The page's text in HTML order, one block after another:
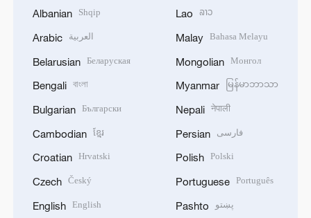
Albanian Shqip
Arabic العربية
Belarusian Беларуская
Bengali বাংলা
Bulgarian Български
Cambodian ខ្មែរ
Croatian Hrvatski
Czech Český
English English
Lao ລາວ
Malay Bahasa Melayu
Mongolian Монгол
Myanmar မြန်မာဘာသာ
Nepali नेपाली
Persian فارسی
Polish Polski
Portuguese Português
Pashto پښتو